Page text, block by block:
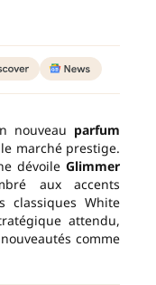
nouveau parfum
marché prestige.
dévoileGlimmer
aux accents
classiques White
attendu,
comme